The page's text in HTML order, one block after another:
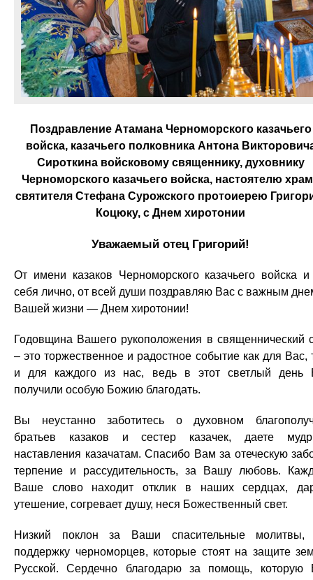
Поздравление Атамана Черноморского казачьего
войска, казачьего полковника Антона
Сироткина войсковому священнику, духовнику
Черноморского казачьего войска, настоятелю
святителя Стефана Сурожского протоиерею
Коцюку, с Днем хиротонии
Уважаемый отец Григорий!
От имени казаков Черноморского казачьего войска и
себя лично, от всей души поздравляю Вас с важным
Вашей жизни — Днем хиротонии!
Годовщина Вашего рукоположения в священнический
– это торжественное и радостное событие как для Вас,
и для каждого из нас, ведь в этот светлый день
получили особую Божию благодать.
Вы неустанно заботитесь о духовном
братьев казаков и сестер казачек, даете
наставления казачатам. Спасибо Вам за отеческую
терпение и рассудительность, за Вашу любовь.
Ваше слово находит отклик в наших сердцах,
утешение, согревает душу, неся Божественный свет.
Низкий поклон за Ваши спасительные молитвы,
поддержку черноморцев, которые стоят на защите
Русской. Сердечно благодарю за помощь, которую